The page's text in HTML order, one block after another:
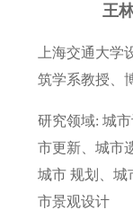
王
上海交通大学
筑学系教授、
研究领域: 城
市更新、城市
城市 规划、城
市景观设计